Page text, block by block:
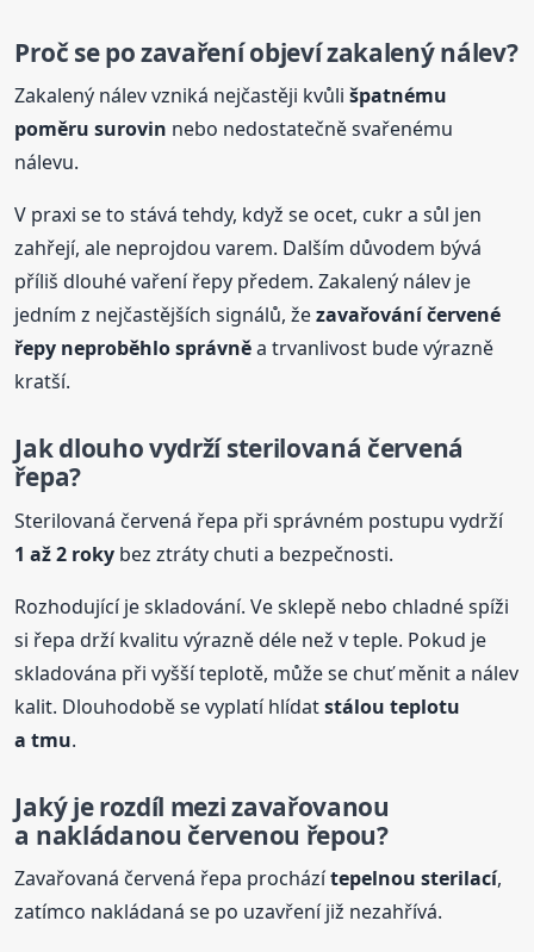
Proč se po zavaření objeví zakalený nálev?
Zakalený nálev vzniká nejčastěji kvůlišpatnému
poměru surovin nebo nedostatečně svařenému
nálevu.
V praxi se to stává tehdy, když se ocet, cukr a sůl jen
zahřejí, ale neprojdou varem. Dalším důvodem bývá
příliš dlouhé vaření řepy předem. Zakalený nálev je
jedním z nejčastějších signálů, žezavařování červené
řepy neproběhlo správněa trvanlivost bude výrazně
kratší.
Jak dlouho vydrží sterilovaná červená
řepa?
Sterilovaná červená řepa při správném postupu vydrží
1 až 2 roky bez ztráty chuti a bezpečnosti.
Rozhodující je skladování. Ve sklepě nebo chladné spíži
si řepa drží kvalitu výrazně déle než v teple. Pokud je
skladována při vyšší teplotě, může se chuť měnit a nálev
kalit. Dlouhodobě se vyplatí hlídatstálou teplotu
a tmu.
Jaký je rozdíl mezi zavařovanou
a nakládanou červenou řepou?
Zavařovaná červená řepa procházítepelnou sterilací,
zatímco nakládaná se po uzavření již nezahřívá.